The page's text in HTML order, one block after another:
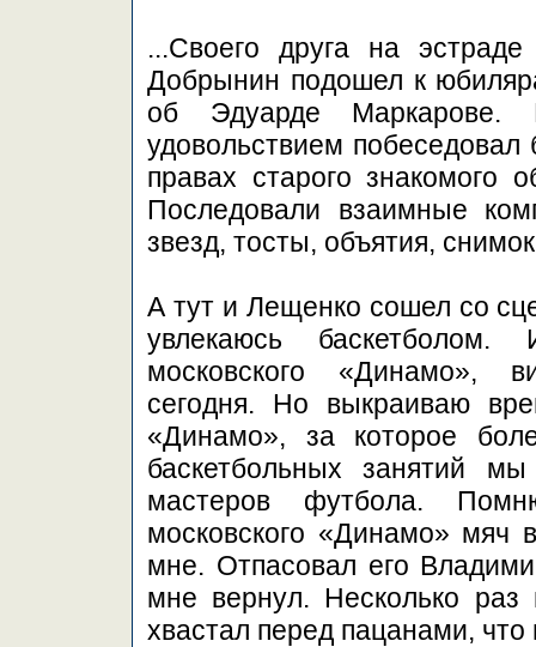
...Своего друга на
Добрынин подошел к
об Эдуарде Маркарове.
удовольствием
правах старого знакомого
Последовали взаимные
звезд, тосты, объятия,
А тут и Лещенко сошел со
увлекаюсь
московского «Динамо»,
сегодня. Но выкраиваю
«Динамо», за которое
баскетбольных занятий
мастеров футбола.
московского «Динамо» мяч
мне. Отпасовал его
мне вернул. Несколько
хвастал перед пацанами,